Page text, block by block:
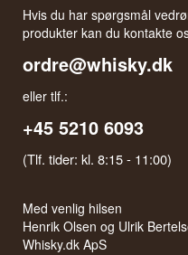
Hvis du har spørgsmål
produkter kan du kontakte
ordre@whisky.dk
eller tlf.:
+45 5210 6093
(Tlf. tider: kl. 8:15 - 11:00)
Med venlig hilsen
Henrik Olsen og Ulrik
Whisky.dk ApS